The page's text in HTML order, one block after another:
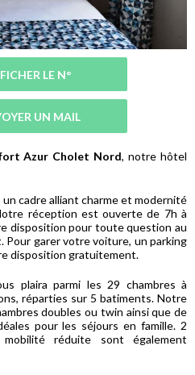
LE N°
UN MAIL
Azur Cholet Nord​, notre hôtel
cadre alliant charme et modernité
réception est ouverte de 7h à
disposition pour toute question au
. Pour garer votre voiture, un parking
disposition gratuitement.
plaira parmi les 29 chambres à
réparties sur 5 batiments. Notre
doubles ou twin ainsi que de
pour les séjours en famille. 2
réduite sont également